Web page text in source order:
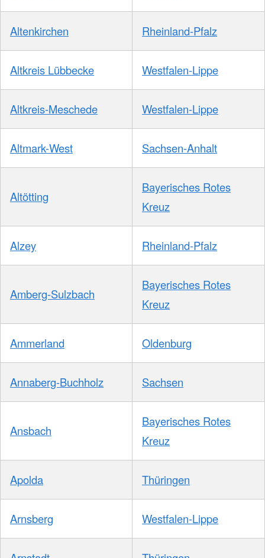
Altenkirchen Rheinland-Pfalz
Altkreis Lübbecke Westfalen-Lippe
Altkreis-Meschede Westfalen-Lippe
Altmark-West Sachsen-Anhalt
Altötting
Bayerisches Rotes
Kreuz
Alzey Rheinland-Pfalz
Amberg-Sulzbach
Bayerisches Rotes
Kreuz
Ammerland Oldenburg
Annaberg-Buchholz Sachsen
Ansbach
Bayerisches Rotes
Kreuz
Apolda Thüringen
Arnsberg Westfalen-Lippe